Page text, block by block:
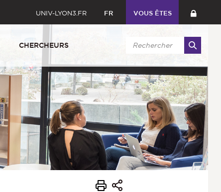
UNIV-LYON3.FR FR VOUS ÊTES
CHERCHEURS